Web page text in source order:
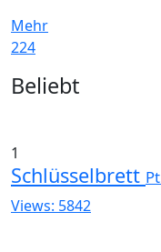
Mehr
224
Widgets
Beliebt
1
Schlüsselbrett
Views: 5842